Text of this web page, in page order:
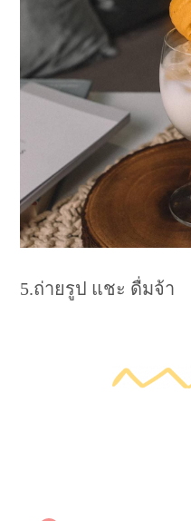
5.ถ่ายรูป แชะ ดื่มจ้า